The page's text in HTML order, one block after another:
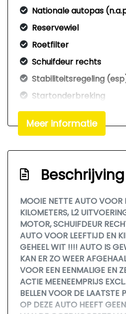
Nationale autopas
Reservewiel
Roetfilter
Schuifdeur rechts
Stabiliteitsregeling
Startonderbreking
Stuur in hoogte
Tussenwand zonder ruit
Exterieur
Antenne
Elektrisch bedienbare
Comfort
Boordcomputer
Meer informatie
Beschrijving
MOOIE NETTE AUTO VOOR
KILOMETERS, L2
MOTOR, SCHUIFDEUR
AUTO VOOR LEEFTIJD EN
GEHEEL WIT !!!! AUTO IS
KAN ER ZO WEER
VOOR EEN EENMALIGE EN
ACTIE MEENEEMPRIJS
BELLEN VOOR DE LAATSTE
OP DEZE AUTO HEEFT